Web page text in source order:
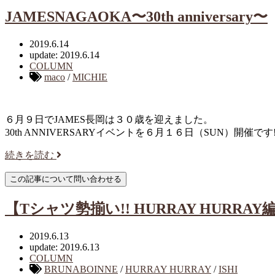
JAMESNAGAOKA〜30th anniversary〜
2019.6.14
update: 2019.6.14
COLUMN
maco /MICHIE
６月９日でJAMES長岡は３０歳を迎えました。
30th ANNIVERSARYイベントを６月１６日（SUN）開催で
続きを読む
【Tシャツ勢揃い!! HURRAY HURRAY
2019.6.13
update: 2019.6.13
COLUMN
BRUNABOINNE /HURRAY HURRAY /ISHI